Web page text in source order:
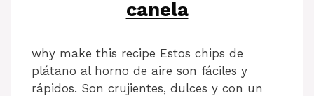
canela
why make this recipe Estos chips de
plátano al horno de aire son fáciles y
rápidos. Son crujientes, dulces y con un